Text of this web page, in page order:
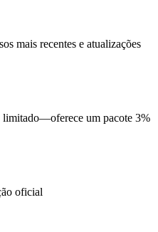
mais recentes e atualizações
limitado—oferece um pacote 3%
oficial